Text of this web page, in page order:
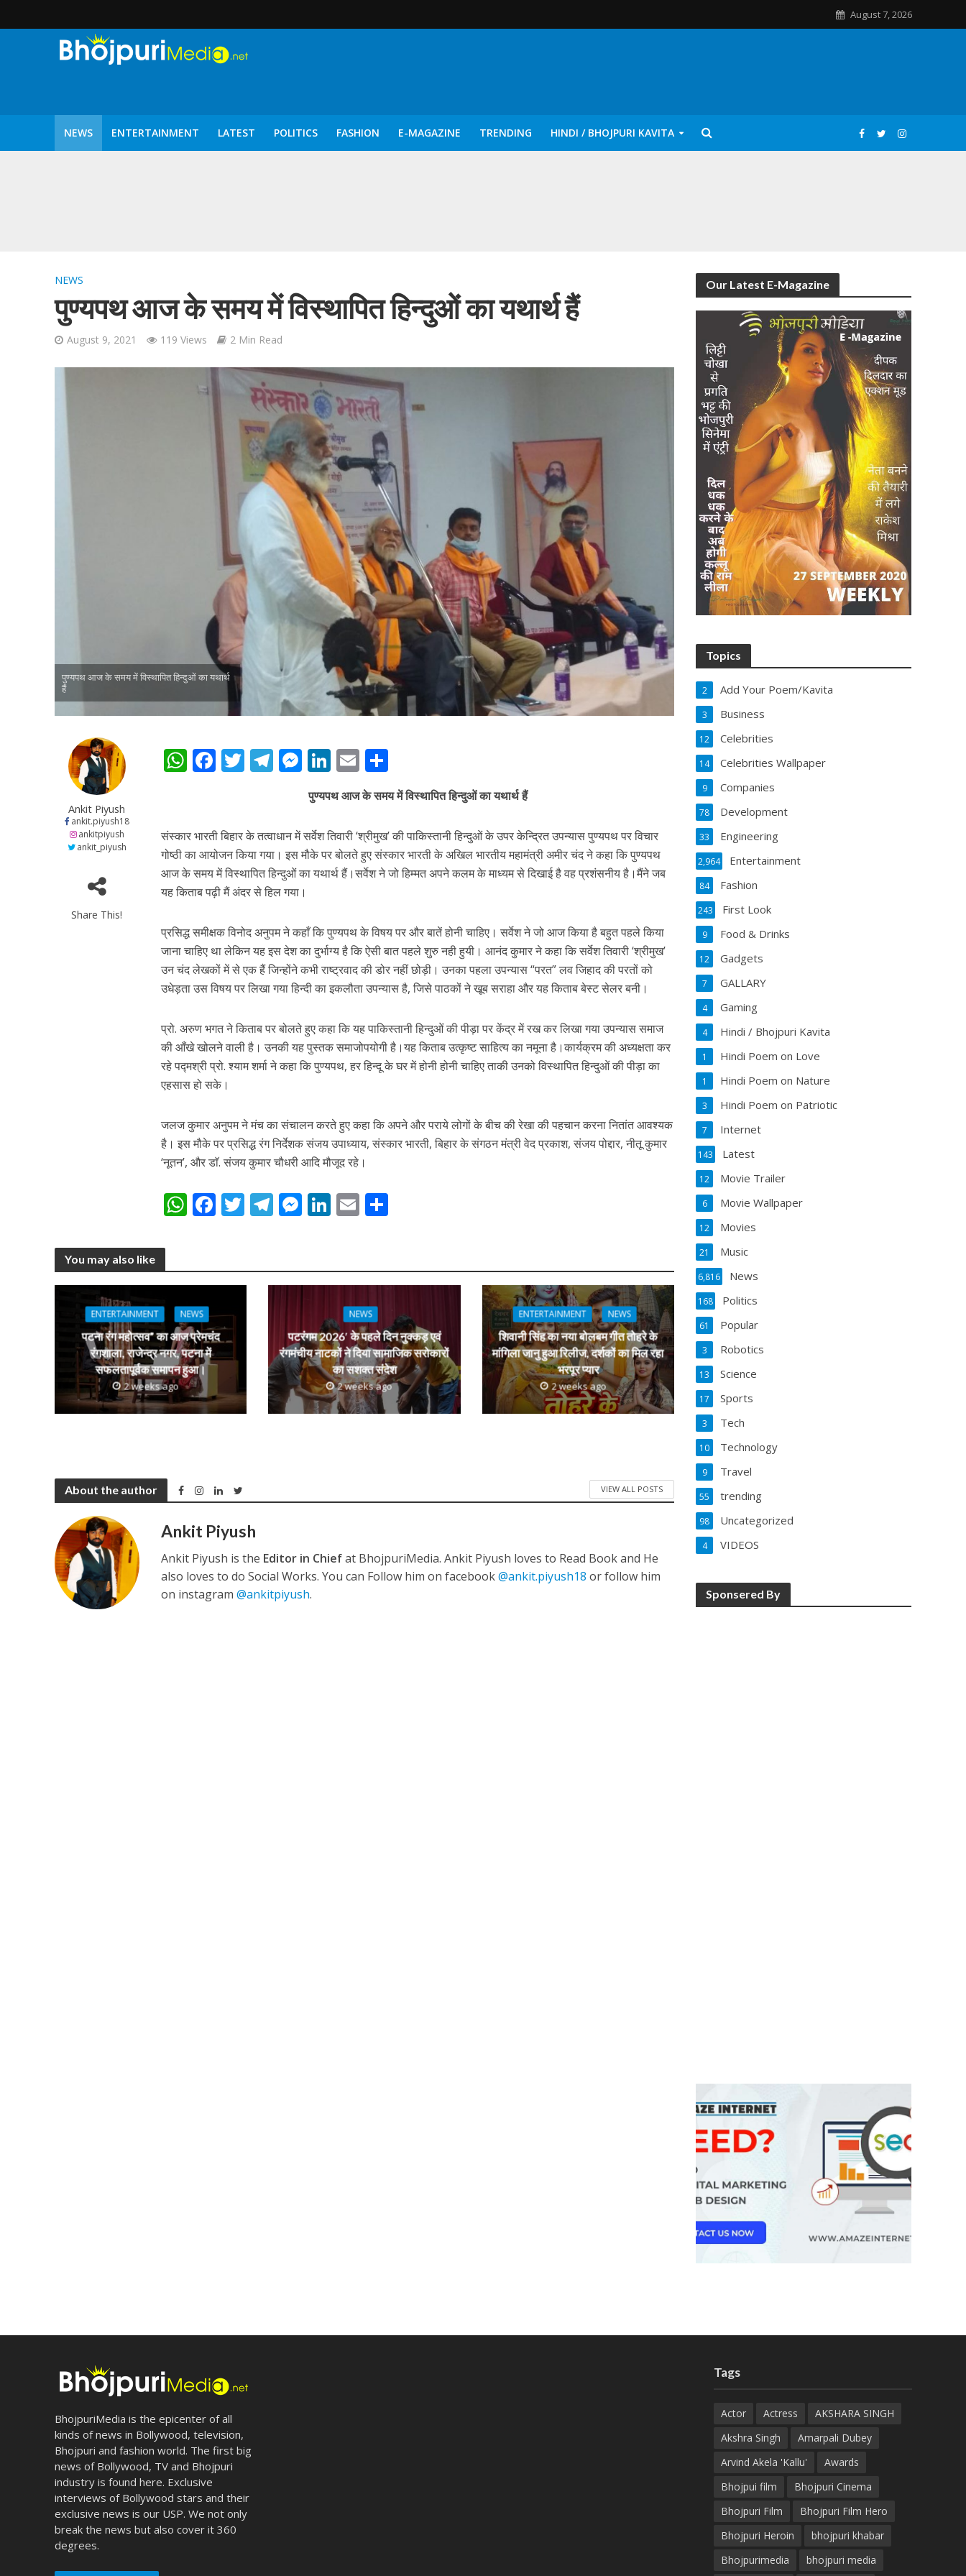
August 7, 2026
NEWS ENTERTAINMENT LATEST POLITICS FASHION E-MAGAZINE TRENDING HINDI / BHOJPURI KAVITA
शिवानी सिंह का नया बोलबम गीत तोहरे के मांगिला जानु हुआ रिलीज, दर्शकों का मिल रहा भरपूर प्यार
वर्ल्डवाइड रिकॉर्ड्स भोजपुरी का नया धमाकेदार गाना जल्द, दुबई की खूबसूरत लोकेशन्स पर हो रही है शूटिंग
पवन सिंह का बॉलीवुड में महाधमाका, ‘सिर्फ आपके’ की शूटिंग लखनऊ और भोपाल में हुई पूरी”
नेहा म्यूजिक वर्ल्ड पर रिलीज हुआ भोजपुरी गीत जिंदगी जियल छोड़ देहब, दर्शकों का मिल रहा भरपूर प्यार
साजिद नाडियाडवाला के साथ 25 वर्षों का सफर, अब ‘ओम गोल्डन फ्यूचर मूवीज़’ के साथ नई पारी शुरू करेंगे प्रेमचंद्र झा
कुलदीप कुमार की “गौरी शंकर की प्रेम कहानी” ने मचाया धमाल
NEWS
पुण्यपथ आज के समय में विस्थापित हिन्दुओं का यथार्थ हैं
August 9, 2021 119 Views 2 Min Read
पुण्यपथ आज के समय में विस्थापित हिन्दुओं का यथार्थ
हैं
Ankit Piyush
ankit.piyush18
ankitpiyush
ankit_piyush
Share This!
W
s
A
p
p
F
b
o
o
k
T
er
T
gr
a
m
M
ss
e
n
g
er
Li
k
e
dI
n
E
m
ai
l
h
ar
e
पुण्यपथ आज के समय में विस्थापित हिन्दुओं का यथार्थ हैं
संस्कार भारती बिहार के तत्वाधान में सर्वेश तिवारी ‘श्रीमुख’ की पाकिस्तानी हिन्दुओं के उपर केन्द्रित उपन्यास पुण्यपथ पर विचार
गोष्ठी का आयोजन किया गया। इस मौके पर बोलते हुए संस्कार भारती के अखिल भारतीय महामंत्री अमीर चंद ने कहा कि पुण्यपथ
आज के समय में विस्थापित हिन्दुओं का यथार्थ हैं।सर्वेश ने जो हिम्मत अपने कलम के माध्यम से दिखाई है वह प्रशंसनीय है।मैंने जब
यह किताब पढ़ी मैं अंदर से हिल गया।
प्रसिद्ध समीक्षक विनोद अनुपम ने कहाँ कि पुण्यपथ के विषय पर और बातें होनी चाहिए। सर्वेश ने जो आज किया है बहुत पहले किया
जाना चाहिए था लेकिन यह इस देश का दुर्भाग्य है कि ऐसी बात पहले शुरु नही हुयी। आनंद कुमार ने कहा कि सर्वेश तिवारी ‘श्रीमुख’
उन चंद लेखकों में से एक हैं जिन्होंने कभी राष्ट्रवाद की डोर नहीं छोड़ी। उनका पहला उपन्यास “परत” लव जिहाद की परतों को
उधेड़ता उस विषय पर लिखा गया हिन्दी का इकलौता उपन्यास है, जिसे पाठकों ने खूब सराहा और यह किताब बेस्ट सेलर बनी।
प्रो. अरुण भगत ने किताब पर बोलते हुए कहा कि यह पाकिस्तानी हिन्दुओं की पीड़ा पर केंद्र में रख कर लिखा गया उपन्यास समाज
की आँखे खोलने वाली है। उनकी यह पुस्तक समाजोपयोगी है।यह किताब उत्कृष्ट साहित्य का नमूना है।कार्यक्रम की अध्यक्षता कर
रहे पद्मश्री प्रो. श्याम शर्मा ने कहा कि पुण्यपथ, हर हिन्दू के घर में होनी होनी चाहिए ताकी उनको विस्थापित हिन्दुओं की पीड़ा का
एहसास हो सके।
जलज कुमार अनुपम ने मंच का संचालन करते हुए कहा कि अपने और पराये लोगों के बीच की रेखा की पहचान करना नितांत आवश्यक
है। इस मौके पर प्रसिद्ध रंग निर्देशक संजय उपाध्याय, संस्कार भारती, बिहार के संगठन मंत्री वेद प्रकाश, संजय पोद्दार, नीतू कुमार
‘नूतन’, और डाॅ. संजय कुमार चौधरी आदि मौजूद रहे।
W
s
p
p
F
b
o
k
T
er
T
gr
a
m
M
e
g
er
Li
e
n
E
l e
You may also like
ENTERTAINMENT NEWS
पटना रंग महोत्सव” का आज प्रेमचंद
रंगशाला, राजेन्द्र नगर, पटना में
सफलतापूर्वक समापन हुआ।
2 weeks ago
NEWS
पटरंगम 2026′ के पहले दिन नुक्कड़ एवं
रंगमंचीय नाटकों ने दिया सामाजिक सरोकारों
का सशक्त संदेश
2 weeks ago
ENTERTAINMENT NEWS
शिवानी सिंह का नया बोलबम गीत तोहरे के
मांगिला जानु हुआ रिलीज, दर्शकों का मिल रहा
भरपूर प्यार
2 weeks ago
About the author VIEW ALL POSTS
Ankit Piyush
Ankit Piyush is the Editor in Chiefat BhojpuriMedia. Ankit Piyush loves to Read Book and He
also loves to do Social Works. You can Follow him on facebook@ankit.piyush18 or follow him
on instagram@ankitpiyush.
Our Latest E-Magazine
Topics
Add Your Poem/Kavita
2
Business
3
Celebrities
12
Celebrities Wallpaper
14
Companies
9
Development
78
Engineering
33
Entertainment
2,964
Fashion
84
First Look
243
Food & Drinks
9
Gadgets
12
GALLARY
7
Gaming
4
Hindi / Bhojpuri Kavita
4
Hindi Poem on Love
1
Hindi Poem on Nature
1
Hindi Poem on Patriotic
3
Internet
7
Latest
143
Movie Trailer
12
Movie Wallpaper
6
Movies
12
Music
21
News
6,816
Politics
168
Popular
61
Robotics
3
Science
13
Sports
17
Tech
3
Technology
10
Travel
9
trending
55
Uncategorized
98
VIDEOS
4
Sponsered By
BhojpuriMedia is the epicenter of all
kinds of news in Bollywood, television,
Bhojpuri and fashion world. The first big
news of Bollywood, TV and Bhojpuri
industry is found here. Exclusive
interviews of Bollywood stars and their
exclusive news is our USP. We not only
break the news but also cover it 360
degrees.
Tags
Actor Actress
AKSHARA SINGH
Akshra Singh
Amarpali Dubey
Arvind Akela 'Kallu'
Awards
Bhojpui film
Bhojpuri Cinema
Bhojpuri Film
Bhojpuri Film Hero
Bhojpuri Heroin
bhojpuri khabar
Bhojpurimedia
bhojpuri media